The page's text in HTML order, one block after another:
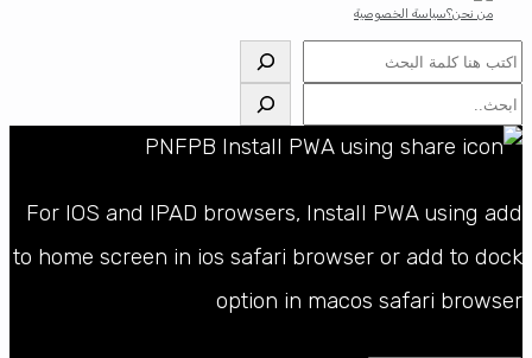
من نحن؟سياسة الخصوصية
البحث
البحث
For IOS and IPAD browsers, Install PWA using add
to home screen in ios safari browser or add to dock
option in macos safari browser